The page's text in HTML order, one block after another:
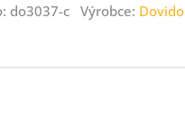
do3037-c Výrobce: Dovido